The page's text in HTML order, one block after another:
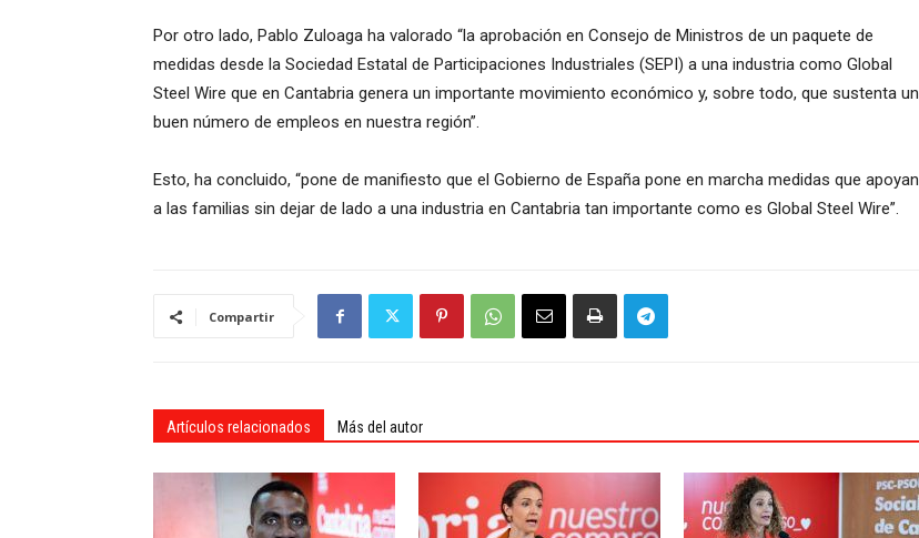
Por otro lado, Pablo Zuloaga ha valorado “la aprobación en Consejo de Ministros de un paquete de
medidas desde la Sociedad Estatal de Participaciones Industriales (SEPI) a una industria como Global
Steel Wire que en Cantabria genera un importante movimiento económico y, sobre todo, que sustenta un
buen número de empleos en nuestra región”.
Esto, ha concluido, “pone de manifiesto que el Gobierno de España pone en marcha medidas que apoyan
a las familias sin dejar de lado a una industria en Cantabria tan importante como es Global Steel Wire”.
Compartir
Artículos relacionados Más del autor